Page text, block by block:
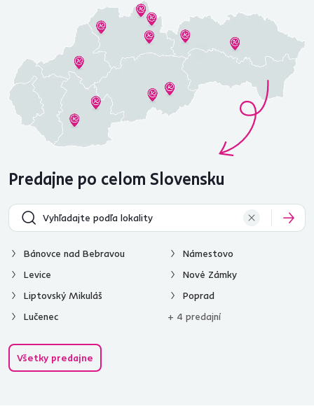
Predajne po celom Slovensku
Bánovce nad Bebravou
Levice
Liptovský Mikuláš
Lučenec
Námestovo
Nové Zámky
Poprad
+ 4 predajní
Všetky predajne